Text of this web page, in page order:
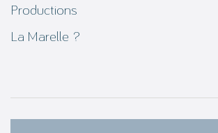
Productions
La Marelle ?